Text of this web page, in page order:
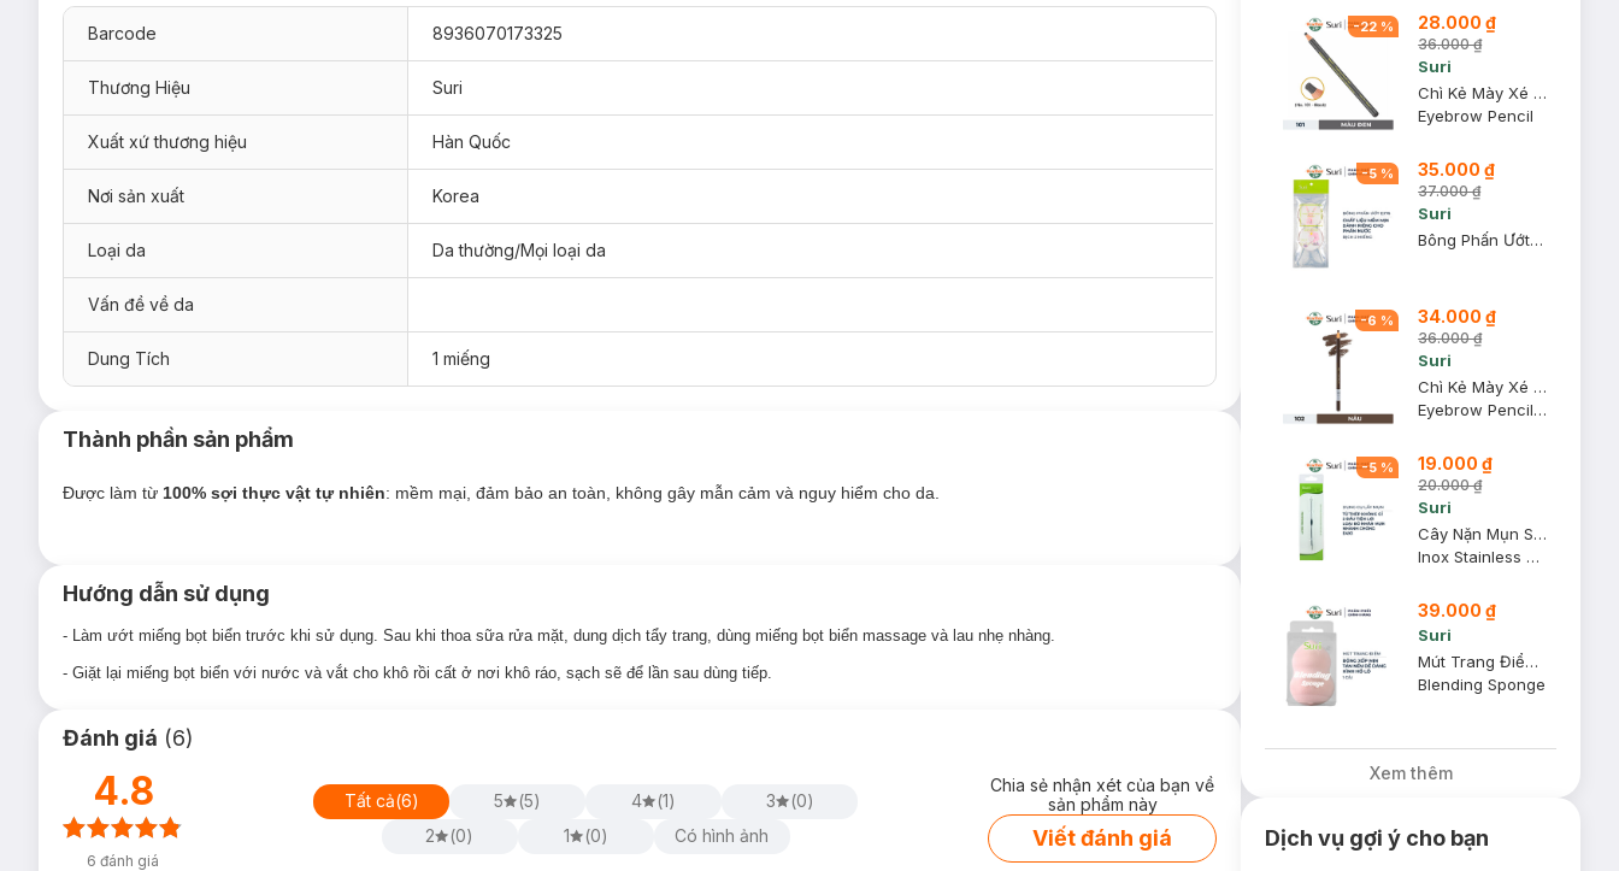
Bông Bọt Biển Tẩy Tế Bào Chết Mira Suri E279là bọt biển tẩy trang, rửa sạch mọi bụi bẩn, dùng cho da mặt.
- Được làm từ sợi thiên nhiên nênBông Bọt Biển Tẩy Tế Bào Chết Mira Suri E279thân thiện với làn da. Kết cấu lỗ thủng tổ ong củaBông Bọt Biển
Tẩy Tế Bào Chết Mira Suri E279
giúp rửa sạch mặt cũng như có khả năng tẩy tế bào chết trên da, giúp da loại bỏ chất bẩn và trở nên mịn màng
- Ngoài ra,Bông Bọt Biển Tẩy Tế Bào Chết Mira Suri E279
nhẹ giúp tẩy tế bào chết đem đến cảm giác sạch sâu, an toàn cho làn da mặt mỏng manh.
- Một miếngBông Bọt Biển Tẩy Tế Bào Chết Mira Suri E279
mang theo đi bất cứ nơi đâu.
Barcode 8936070173325
Thương Hiệu Suri
Xuất xứ thương hiệu Hàn Quốc
Nơi sản xuất Korea
Loại da Da thường/Mọi loại da
Vấn đề về da
Dung Tích 1 miếng
Thành phần sản phẩm
Được làm từ 100% sợi thực vật tự nhiên: mềm mại, đảm bảo an toàn, không gây mẫn cảm và nguy hiểm cho da.
Hướng dẫn sử dụng
- Làm ướt miếng bọt biển trước khi sử dụng. Sau khi thoa sữa rửa mặt, dung dịch tẩy trang, dùng miếng bọt biển massage và lau nhẹ nhàng.
- Giặt lại miếng bọt biển với nước và vắt cho khô rồi cất ở nơi khô ráo, sạch sẽ để lần sau dùng tiếp.
Đánh giá (6)
4.8
6 đánh giá
Tất cả(6) 5 (5) 4 (1) 3 (0)
2
(0) 1 (0) Có hình ảnh
Chia sẻ nhận xét của bạn về
sản phẩm này
Viết đánh giá
-22 % 28.000 ₫
36.000 ₫
Suri
Chì Kẻ Mày Xé Suri 101 Black Màu Đen E271
Eyebrow Pencil
-5 % 35.000 ₫
37.000 ₫
Suri
Bông Phấn Ướt Suri E376 (Bịch 2 Miếng)
-6 % 34.000 ₫
36.000 ₫
Suri
Chì Kẻ Mày Xé Suri 102 Brown Màu Nâu (Mới)
Eyebrow Pencil 180
-5 % 19.000 ₫
20.000 ₫
Suri
Cây Nặn Mụn Suri Inox 2 Đầu - E493
Inox Stainless Acne Tool
39.000 ₫
Suri
Mút Trang Điểm Suri Hình Hồ Lô
Blending Sponge
Xem thêm
Dịch vụ gợi ý cho bạn